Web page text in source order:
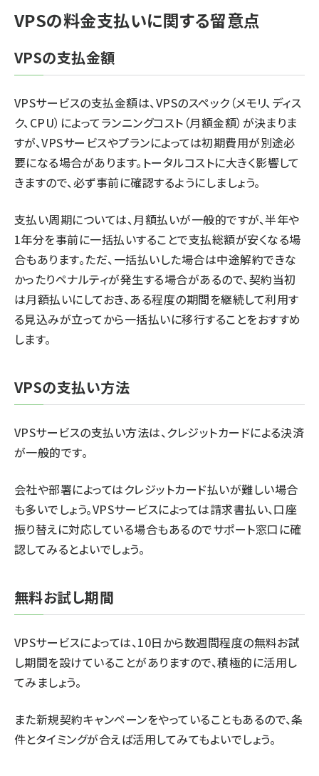
VPSの料金支払いに関する留意点
VPSの支払金額
VPSサービスの支払金額は、VPSのスペック（メモリ、ディス
ク、CPU）によってランニングコスト（月額金額）が決まりま
すが、VPSサービスやプランによっては初期費用が別途必
要になる場合があります。トータルコストに大きく影響して
きますので、必ず事前に確認するようにしましょう。
支払い周期については、月額払いが一般的ですが、半年や
1年分を事前に一括払いすることで支払総額が安くなる場
合もあります。ただ、一括払いした場合は中途解約できな
かったりペナルティが発生する場合があるので、契約当初
は月額払いにしておき、ある程度の期間を継続して利用す
る見込みが立ってから一括払いに移行することをおすすめ
します。
VPSの支払い方法
VPSサービスの支払い方法は、クレジットカードによる決済
が一般的です。
会社や部署によってはクレジットカード払いが難しい場合
も多いでしょう。VPSサービスによっては請求書払い、口座
振り替えに対応している場合もあるのでサポート窓口に確
認してみるとよいでしょう。
無料お試し期間
VPSサービスによっては、10日から数週間程度の無料お試
し期間を設けていることがありますので、積極的に活用し
てみましょう。
また新規契約キャンペーンをやっていることもあるので、条
件とタイミングが合えば活用してみてもよいでしょう。